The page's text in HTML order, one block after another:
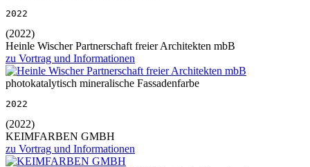
2022
(2022)
Heinle Wischer Partnerschaft freier Architekten mbB
zu Vortrag und Informationen
photokatalytisch mineralische Fassadenfarbe
2022
(2022)
KEIMFARBEN GMBH
zu Vortrag und Informationen